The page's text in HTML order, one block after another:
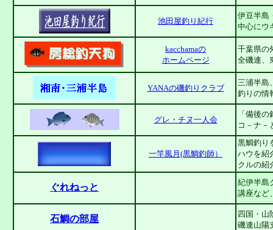
池田屋釣り紀行
伊豆半島
中心にウ
kacchamaの
ホームページ
千葉県の
全磯連、
YANAの磯釣りクラブ
三浦半島
釣りの情
グレ・チヌ一人会
「備後
コ－ナ－
一竿風月(黒鯛釣師）
黒鯛釣り
ハウを紹
クルの紹
ぐれねっと
紀伊半島
講座など
石鯛の部屋
四国・山
磯連山陽